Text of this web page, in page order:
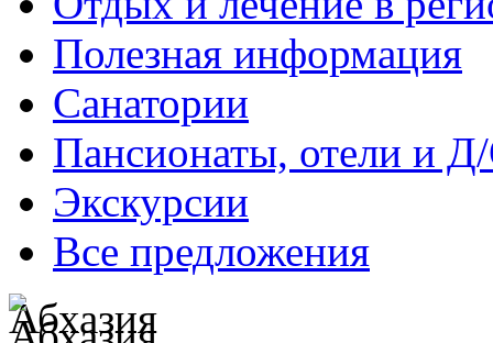
Полезная информация
Санатории
Пансионаты, отели и
Экскурсии
Все предложения
Абхазия